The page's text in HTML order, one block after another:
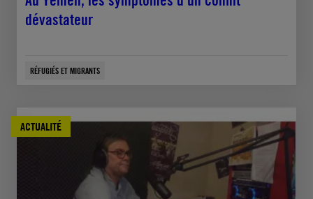
dévastateur
RÉFUGIÉS ET MIGRANTS
ACTUALITÉ